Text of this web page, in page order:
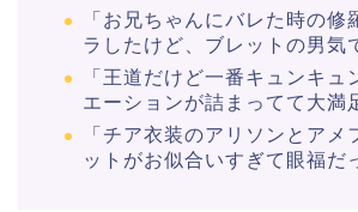
「お兄ちゃんにバレた時の修
ラしたけど、ブレットの男気
「王道だけど一番キュンキュ
エーションが詰まってて大満
「チア衣装のアリソンとアメ
ットがお似合いすぎて眼福だ